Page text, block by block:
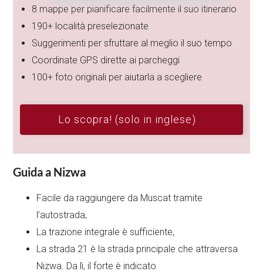
8 mappe per pianificare facilmente il suo itinerario
190+ località preselezionate
Suggerimenti per sfruttare al meglio il suo tempo
Coordinate GPS dirette ai parcheggi
100+ foto originali per aiutarla a scegliere
Lo scopra! (solo in inglese)
Guida a Nizwa
Facile da raggiungere da Muscat tramite
l’autostrada,
La trazione integrale è sufficiente,
La strada 21 è la strada principale che attraversa
Nizwa. Da lì, il forte è indicato